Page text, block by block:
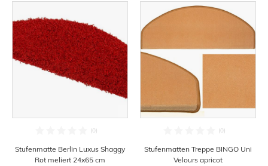
Stufenmatte Berlin Luxus Shaggy
Rot meliert 24x65 cm
Stufenmatten Treppe BINGO Uni
Velours apricot